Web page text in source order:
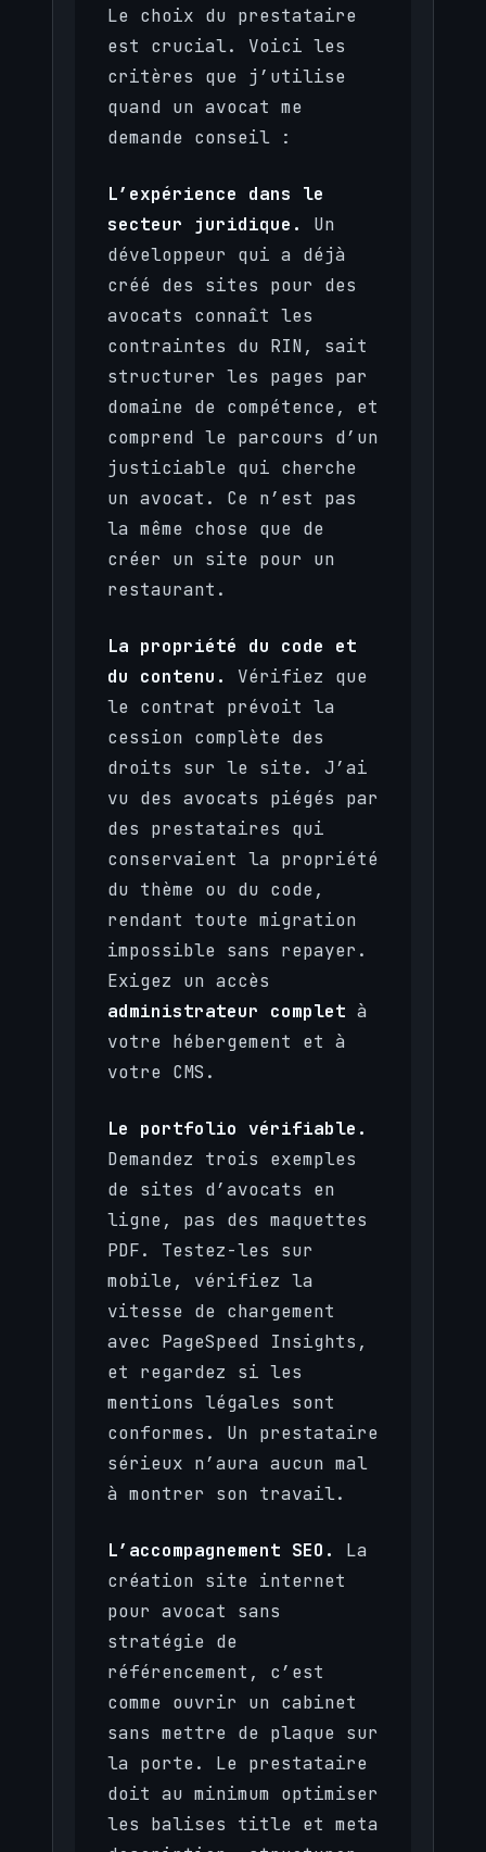
Le choix du prestataire
est crucial. Voici les
critères que j’utilise
quand un avocat me
demande conseil :
L’expérience dans le
secteur juridique.
Un
développeur qui a déjà
créé des sites pour des
avocats connaît les
contraintes du RIN, sait
structurer les pages par
domaine de compétence, et
comprend le parcours d’un
justiciable qui cherche
un avocat. Ce n’est pas
la même chose que de
créer un site pour un
restaurant.
La propriété du code et
du contenu.
Vérifiez que
le contrat prévoit la
cession complète des
droits sur le site. J’ai
vu des avocats piégés par
des prestataires qui
conservaient la propriété
du thème ou du code,
rendant toute migration
impossible sans repayer.
Exigez un accès
administrateur complet à
votre hébergement et à
votre CMS.
Le portfolio vérifiable.
Demandez trois exemples
de sites d’avocats en
ligne, pas des maquettes
PDF. Testez-les sur
mobile, vérifiez la
vitesse de chargement
avec PageSpeed Insights,
et regardez si les
mentions légales sont
conformes. Un prestataire
sérieux n’aura aucun mal
à montrer son travail.
L’accompagnement SEO.
La
création site internet
pour avocat sans
stratégie de
référencement, c’est
comme ouvrir un cabinet
sans mettre de plaque sur
la porte. Le prestataire
doit au minimum optimiser
les balises title et meta